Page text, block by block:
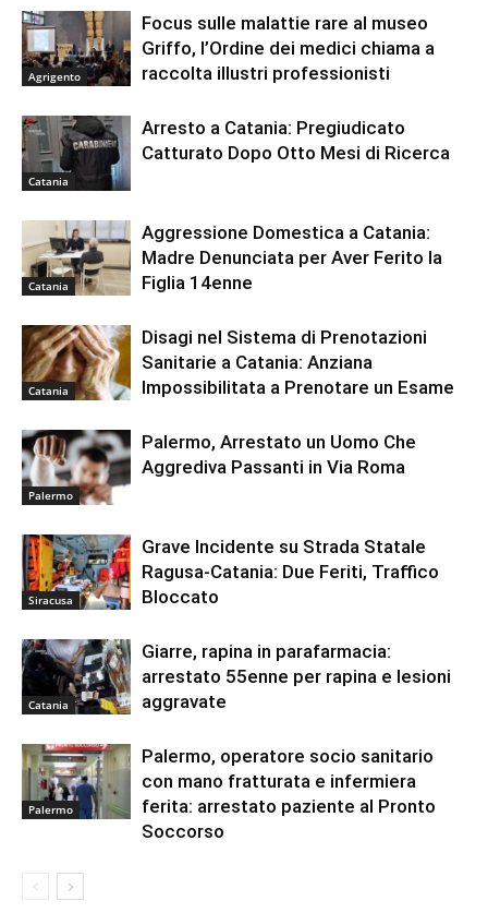
Agrigento
Focus sulle malattie rare al museo
Griffo, l’Ordine dei medici chiama a
raccolta illustri professionisti
Catania
Arresto a Catania: Pregiudicato
Catturato Dopo Otto Mesi di Ricerca
Catania
Aggressione Domestica a Catania:
Madre Denunciata per Aver Ferito la
Figlia 14enne
Catania
Disagi nel Sistema di Prenotazioni
Sanitarie a Catania: Anziana
Impossibilitata a Prenotare un Esame
Palermo
Palermo, Arrestato un Uomo Che
Aggrediva Passanti in Via Roma
Siracusa
Grave Incidente su Strada Statale
Ragusa-Catania: Due Feriti, Traffico
Bloccato
Catania
Giarre, rapina in parafarmacia:
arrestato 55enne per rapina e lesioni
aggravate
Palermo
Palermo, operatore socio sanitario
con mano fratturata e infermiera
ferita: arrestato paziente al Pronto
Soccorso